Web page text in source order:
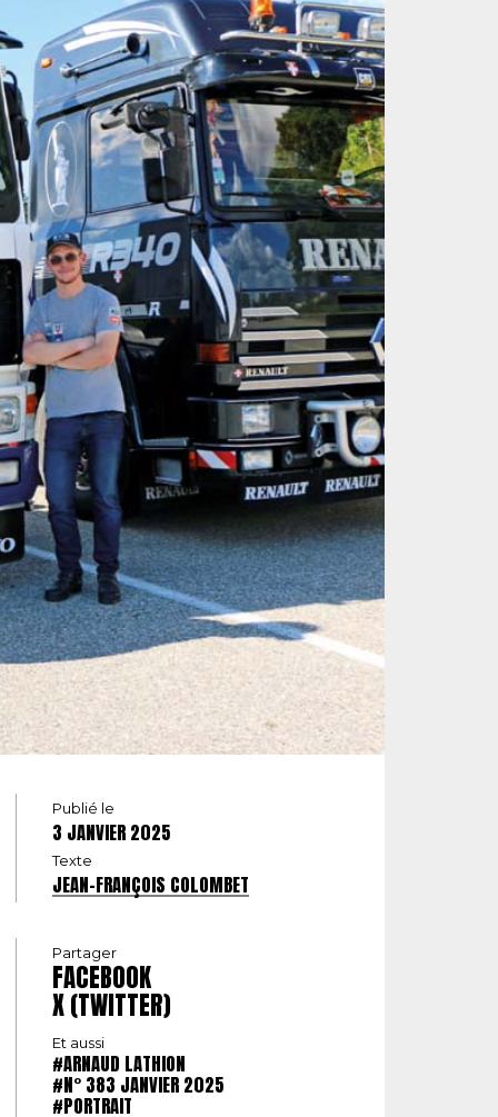
Publié le
3 JANVIER 2025
Texte
JEAN-FRANÇOIS COLOMBET
Partager
FACEBOOK
X (TWITTER)
Et aussi
#ARNAUD LATHION
#N° 383 JANVIER 2025
#PORTRAIT